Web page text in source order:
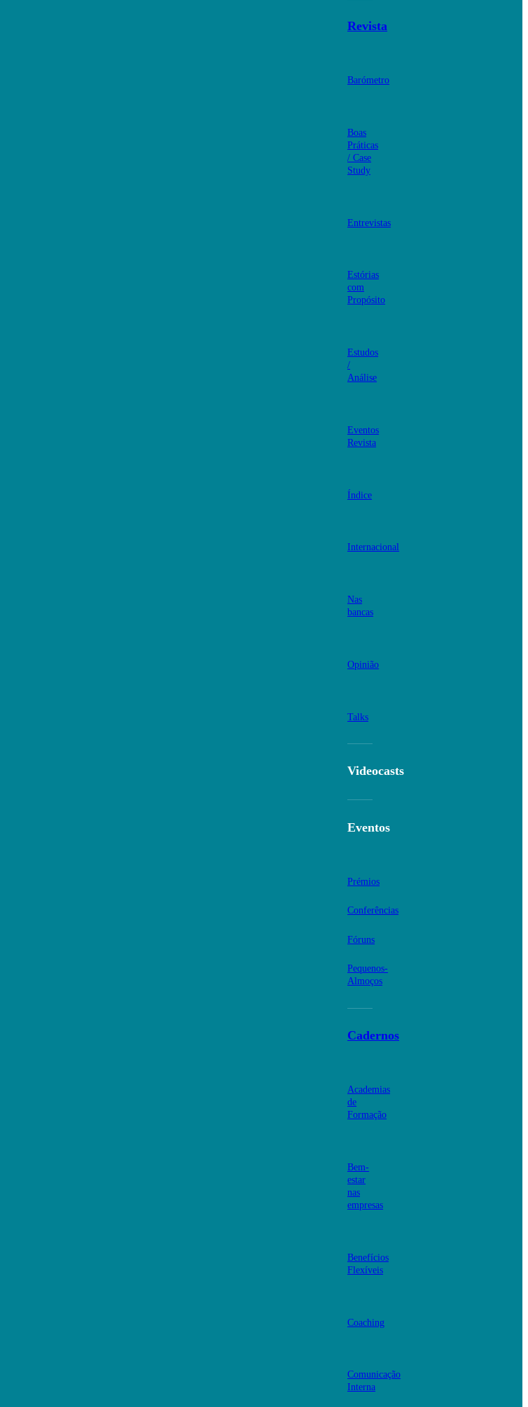
Revista
Barómetro
Boas
Práticas
/ Case
Study
Entrevistas
Estórias
com
Propósito
Estudos
/
Análise
Eventos
Revista
Índice
Internacional
Nas
bancas
Opinião
Talks
Videocasts
Eventos
Prémios
Conferências
Fóruns
Pequenos-
Almoços
Cadernos
Academias
de
Formação
Bem-
estar
nas
empresas
Benefícios
Flexíveis
Coaching
Comunicação
Interna